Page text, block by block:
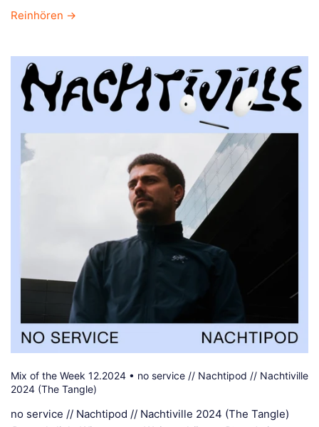
Reinhören →
Mix of the Week 12.2024 • no service // Nachtipod // Nachtiville
2024 (The Tangle)
no service // Nachtipod // Nachtiville 2024 (The Tangle)